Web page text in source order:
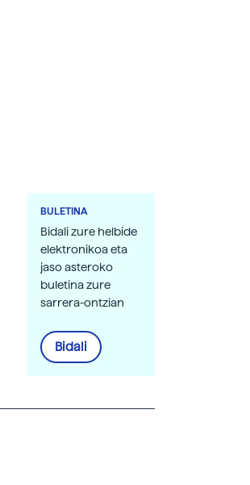
BULETINA
Bidali zure helbide
elektronikoa eta
jaso asteroko
buletina zure
sarrera-ontzian
Bidali